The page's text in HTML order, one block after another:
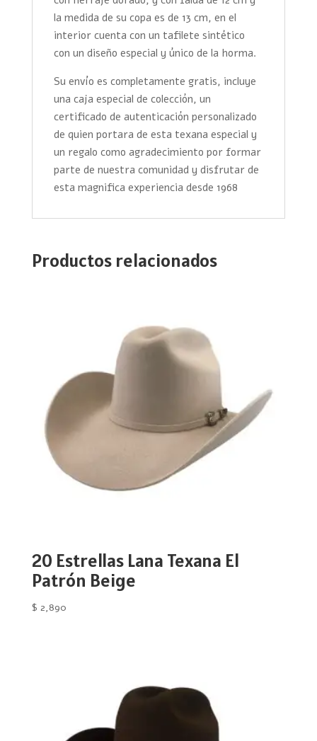
la medida de su copa es de 13 cm, en el
interior cuenta con un tafilete sintético
con un diseño especial y único de la horma.
Su envío es completamente gratis, incluye
una caja especial de colección, un
certificado de autenticación personalizado
de quien portara de esta texana especial y
un regalo como agradecimiento por formar
parte de nuestra comunidad y disfrutar de
esta magnifica experiencia desde 1968
Productos relacionados
20 Estrellas Lana Texana El
Patrón Beige
$ 2,890